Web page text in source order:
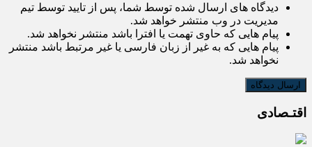
دیدگاه های ارسال شده توسط شما، پس از تایید توسط تیم
مدیریت در وب منتشر خواهد شد.
پیام هایی که حاوی تهمت یا افترا باشد منتشر نخواهد شد.
پیام هایی که به غیر از زبان فارسی یا غیر مرتبط باشد منتشر
نخواهد شد.
اقتـصادی